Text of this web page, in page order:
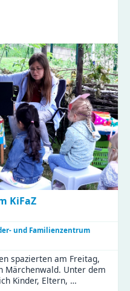
KiFaZ
und Familienzentrum
spazierten am Freitag,
Märchenwald. Unter dem
Kinder, Eltern, …